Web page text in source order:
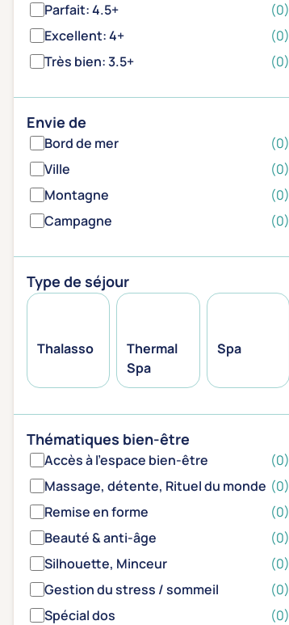
Parfait: 4.5+
(0)
Excellent: 4+
(0)
Très bien: 3.5+
(0)
Envie de
Bord de mer
(0)
Ville
(0)
Montagne
(0)
Campagne
(0)
Type de séjour
Thalasso
Thermal
Spa
Spa
Thématiques bien-être
Accès à l'espace bien-être
(0)
Massage, détente, Rituel du monde (0)
Remise en forme
(0)
Beauté & anti-âge
(0)
Silhouette, Minceur
(0)
Gestion du stress / sommeil
(0)
Spécial dos
(0)